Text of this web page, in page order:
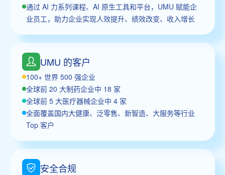
通过 AI 力系列课程、AI 原生工具和平台，UMU 赋能企
业员工，助力企业实现人效提升、绩效改变、收入增长
UMU 的客户
100+ 世界 500 强企业
全球前 20 大制药企业中 18 家
全球前 5 大医疗器械企业中 4 家
全面覆盖国内大健康、泛零售、新智造、大服务等行业
Top 客户
安全合规